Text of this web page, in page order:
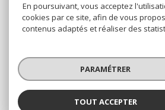
© 2026 | Tous droits
Nos partenaires
Nos honoraires
En poursuivant, vous acceptez
cookies par ce site, afin de vous
contenus adaptés et réaliser des
PARAMÉTRER
TOUT ACCEPTER